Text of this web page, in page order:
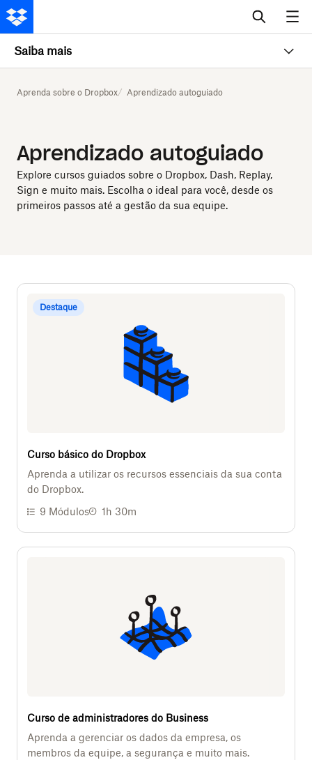
Saiba mais
Aprenda sobre o Dropbox Aprendizado autoguiado
Aprendizado autoguiado
Explore cursos guiados sobre o Dropbox, Dash, Replay,
Sign e muito mais. Escolha o ideal para você, desde os
primeiros passos até a gestão da sua equipe.
Destaque
Curso básico do Dropbox
Aprenda a utilizar os recursos essenciais da sua conta
do Dropbox.
9 Módulos 1h 30m
Curso de administradores do Business
Aprenda a gerenciar os dados da empresa, os
membros da equipe, a segurança e muito mais.